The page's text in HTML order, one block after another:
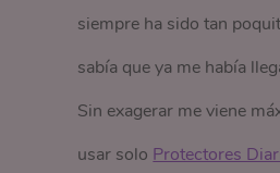
siempre ha sido tan
sabía que ya me había
Sin exagerar me viene
usar solo Protectores